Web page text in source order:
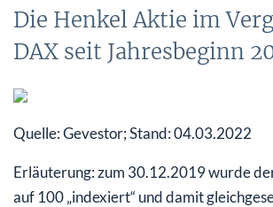
Die Henkel Aktie im
DAX seit Jahresbeginn
Quelle: Gevestor; Stand: 04.03.2022
Erläuterung: zum 30.12.2019 wurde
auf 100 „indexiert“ und damit